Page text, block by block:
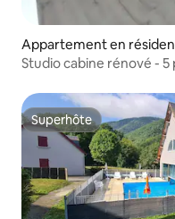
Appartement en
Studio cabine rénové -
Superhôte
Superhôte